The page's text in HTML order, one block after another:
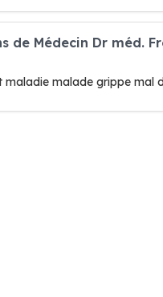
de Médecin Dr méd.
maladie malade grippe mal